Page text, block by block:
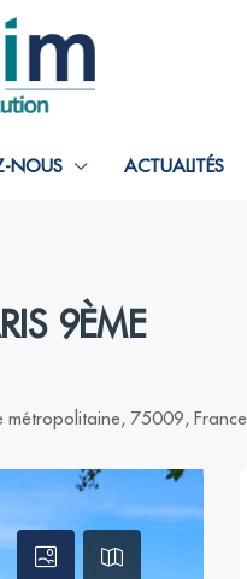
NOUS ACTUALITÉS
9ÈME
métropolitaine, 75009, France